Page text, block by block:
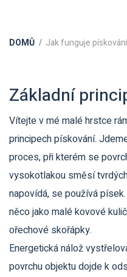
DOMŮ Jak funguje
Základní
Vítejte v mé malé hrstce
principech pískování.
proces, při kterém se
vysokotlakou směsí
napovídá, se používá
něco jako malé kovové
ořechové skořápky.
Energetická nálož
povrchu objektu dojde k